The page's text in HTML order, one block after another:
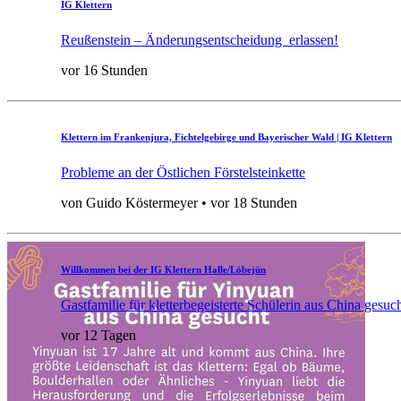
IG Klettern
Reußenstein – Änderungsentscheidung erlassen!
vor 16 Stunden
Klettern im Frankenjura, Fichtelgebirge und Bayerischer Wald | IG Klettern
Probleme an der Östlichen Förstelsteinkette
von Guido Köstermeyer • vor 18 Stunden
Willkommen bei der IG Klettern Halle/Löbejün
Gastfamilie für kletterbegeisterte Schülerin aus China
vor 12 Tagen